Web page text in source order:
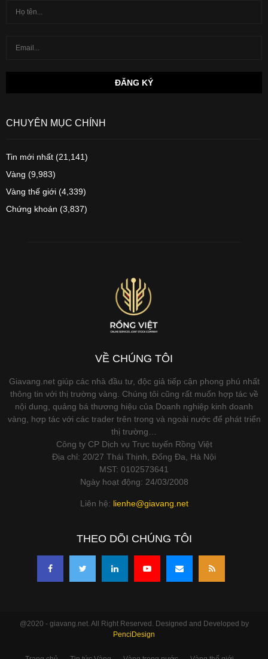
CHUYÊN MỤC CHÍNH
Tin mới nhất (21,141)
Vàng (9,983)
Vàng thế giới (4,339)
Chứng khoán (3,837)
VỀ CHÚNG TÔI
Giavang.net giúp các nhà đầu tư, độc giả tiếp cận phong phú nhất
thông tin với thị trường vàng. Chúng tôi cũng rất muốn hợp tác về
nội dung, quảng bá thương hiệu của Doanh nghiệp kinh doanh
vàng, hợp tác với các trader trên trong và ngoài nước để phát triển
thị trường…
Công ty CP Dịch vụ Trực tuyến Rồng Việt
Địa chỉ: 20/27 Thái Thịnh, Đống Đa, Hà Nội
MST: 0102573641
Ngày hoạt động: 24/03/2008
Liên hệ: lienhe@giavang.net
THEO DÕI CHÚNG TÔI
@2020 - giavang.net. All Right Reserved. Designed and Developed by
PenciDesign